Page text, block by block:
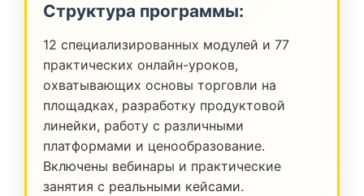
Структура программы:
12 специализированных модулей и 77
практических онлайн-уроков,
охватывающих основы торговли на
площадках, разработку продуктовой
линейки, работу с различными
платформами и ценообразование.
Включены вебинары и практические
занятия с реальными кейсами.